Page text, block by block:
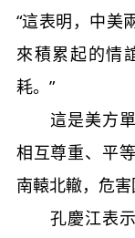
“這表明，中美
來積累起的情
耗。”
這是美方單
相互尊重、平
南轅北轍，危害
孔慶江表示